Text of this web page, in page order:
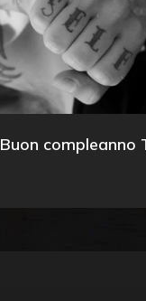
Buon compleanno